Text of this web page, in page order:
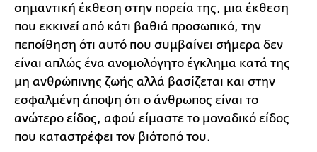
σημαντική έκθεση στην πορεία της, μια έκθεση
που εκκινεί από κάτι βαθιά προσωπικό, την
πεποίθηση ότι αυτό που συμβαίνει σήμερα δεν
είναι απλώς ένα ανομολόγητο έγκλημα κατά της
μη ανθρώπινης ζωής αλλά βασίζεται και στην
εσφαλμένη άποψη ότι ο άνθρωπος είναι το
ανώτερο είδος, αφού είμαστε το μοναδικό είδος
που καταστρέφει τον βιότοπό του.